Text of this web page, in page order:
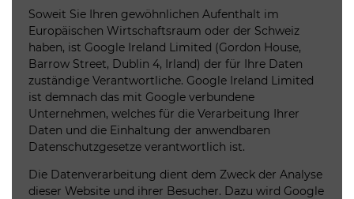
Soweit Sie Ihren gewöhnlichen Aufenthalt im
Europäischen Wirtschaftsraum oder der Schweiz
haben, ist Google Ireland Limited (Gordon House,
Barrow Street, Dublin 4, Irland) der für Ihre Daten
zuständige Verantwortliche. Google Ireland Limited
ist demnach das mit Google verbundene
Unternehmen, welches für die Verarbeitung Ihrer
Daten und die Einhaltung der anwendbaren
Datenschutzgesetze verantwortlich ist.
Die Datenverarbeitung dient dem Zweck der Analyse
dieser Website und ihrer Besucher. Dazu wird Google